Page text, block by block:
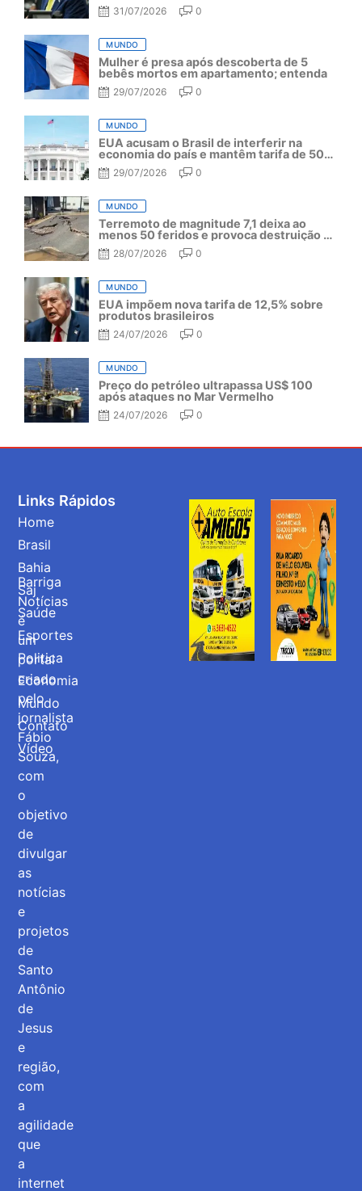
31/07/2026 0
MUNDO
Mulher é presa após descoberta de 5
bebês mortos em apartamento; entenda
29/07/2026 0
MUNDO
EUA acusam o Brasil de interferir na
economia do país e mantêm tarifa de 50%
por mais um ano
29/07/2026 0
MUNDO
Terremoto de magnitude 7,1 deixa ao
menos 50 feridos e provoca destruição no
Japão
28/07/2026 0
MUNDO
EUA impõem nova tarifa de 12,5% sobre
produtos brasileiros
24/07/2026 0
MUNDO
Preço do petróleo ultrapassa US$ 100
após ataques no Mar Vermelho
24/07/2026 0
Barriga
Notícias
é
um
portal
criado
pelo
jornalista
Fábio
Souza,
com
o
objetivo
de
divulgar
as
notícias
e
projetos
de
Santo
Antônio
de
Jesus
e
região,
com
a
agilidade
que
a
internet
Links Rápidos
Home
Brasil
Bahia
Saj
Saúde
Esportes
Politica
Economia
Mundo
Contato
Vídeo